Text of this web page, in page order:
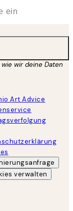
wir deine Daten
Art Advice
verwalten